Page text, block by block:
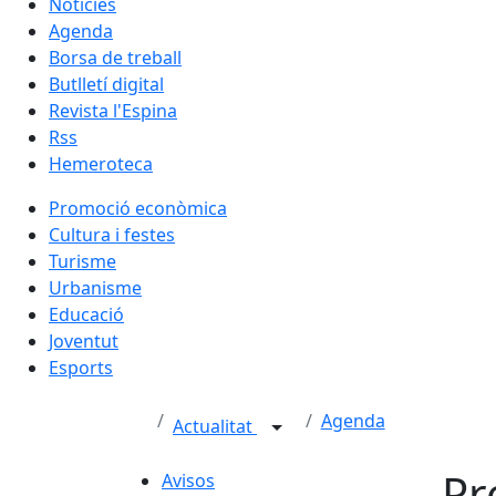
Agenda
Borsa de treball
Butlletí digital
Revista l'Espina
Rss
Hemeroteca
Promoció econòmica
Cultura i festes
Turisme
Urbanisme
Educació
Joventut
Esports
Actualitat Agenda
Avisos